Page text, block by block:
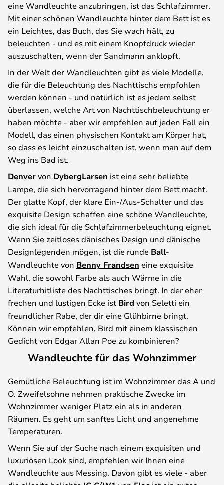
eine Wandleuchte anzubringen, ist das Schlafzimmer.
Mit einer schönen Wandleuchte hinter dem Bett ist es
ein Leichtes, das Buch, das Sie wach hält, zu
beleuchten - und es mit einem Knopfdruck wieder
auszuschalten, wenn der Sandmann anklopft.
In der Welt der Wandleuchten gibt es viele Modelle,
die für die Beleuchtung des Nachttischs empfohlen
werden können - und natürlich ist es jedem selbst
überlassen, welche Art von Nachttischbeleuchtung er
haben möchte - aber wir empfehlen auf jeden Fall ein
Modell, das einen physischen Kontakt am Körper hat,
so dass es leicht einzuschalten ist, wenn man auf dem
Weg ins Bad ist.
Denvervon DybergLarsen ist eine sehr beliebte
Lampe, die sich hervorragend hinter dem Bett macht.
Der glatte Kopf, der klare Ein-/Aus-Schalter und das
exquisite Design schaffen eine schöne Wandleuchte,
die sich ideal für die Schlafzimmerbeleuchtung eignet.
Wenn Sie zeitloses dänisches Design und dänische
Designlegenden mögen, ist die runde Ball-
Wandleuchte von Benny Frandsen eine exquisite
Wahl, die sowohl Farbe als auch Wärme in die
Literaturhitliste des Nachttisches bringt. In der eher
frechen und lustigen Ecke ist Bird von Seletti ein
freundlicher Rabe, der dir eine Glühbirne bringt.
Können wir empfehlen, Bird mit einem klassischen
Gedicht von Edgar Allan Poe zu kombinieren?
Wandleuchte für das Wohnzimmer
Gemütliche Beleuchtung ist im Wohnzimmer das A und
O. Zweifelsohne nehmen praktische Zwecke im
Wohnzimmer weniger Platz ein als in anderen
Räumen. Es geht um sanftes Licht und angenehme
Temperaturen.
Wenn Sie auf der Suche nach einem exquisiten und
luxuriösen Look sind, empfehlen wir Ihnen eine
Wandleuchte aus Messing. Davon gibt es viele - aber